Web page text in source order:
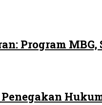
Program